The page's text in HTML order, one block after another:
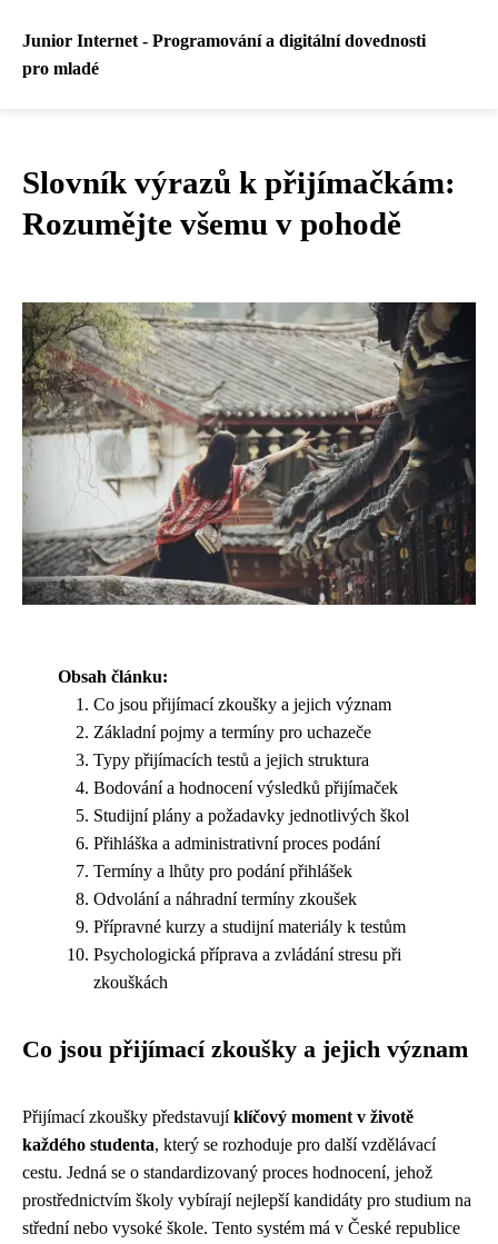
Junior Internet - Programování a digitální dovednosti
pro mladé
Slovník výrazů k přijímačkám:
Rozumějte všemu v pohodě
Obsah článku:
Co jsou přijímací zkoušky a jejich význam
Základní pojmy a termíny pro uchazeče
Typy přijímacích testů a jejich struktura
Bodování a hodnocení výsledků přijímaček
Studijní plány a požadavky jednotlivých škol
Přihláška a administrativní proces podání
Termíny a lhůty pro podání přihlášek
Odvolání a náhradní termíny zkoušek
Přípravné kurzy a studijní materiály k testům
Psychologická příprava a zvládání stresu při
zkouškách
Co jsou přijímací zkoušky a jejich význam
Přijímací zkoušky představujíklíčový moment v životě
každého studenta, který se rozhoduje pro další vzdělávací
cestu. Jedná se o standardizovaný proces hodnocení, jehož
prostřednictvím školy vybírají nejlepší kandidáty pro studium na
střední nebo vysoké škole. Tento systém má v České republice